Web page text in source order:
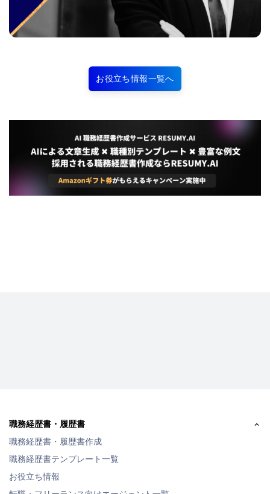
お役立ち情報一覧へ
職務経歴書・履歴書
職務経歴書・履歴書作成
職務経歴書テンプレート一覧
お役立ち情報